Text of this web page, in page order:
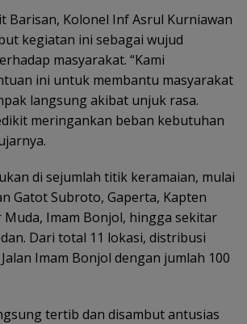
Barisan, Kolonel Inf Asrul Kurniawan
kegiatan ini sebagai wujud
masyarakat. “Kami
ini untuk membantu masyarakat
langsung akibat unjuk rasa.
meringankan beban kebutuhan
di sejumlah titik keramaian, mulai
Gatot Subroto, Gaperta, Kapten
Muda, Imam Bonjol, hingga sekitar
Dari total 11 lokasi, distribusi
Imam Bonjol dengan jumlah 100
tertib dan disambut antusias